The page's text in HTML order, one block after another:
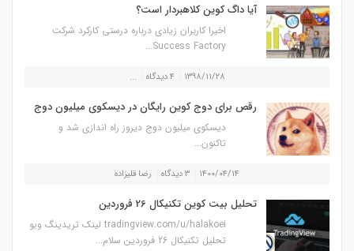
آیا داگ کوین کلاهبردار است؟
اخیرا کاربران زیادی درباره درستی کارکرد شرکت
Success Factory...
۱۳۹۸/۱۱/۲۸ ۴ دیدگاه ...
رقص برای دوج کوین رایگان در دیسکوی میلیون دوج
دیسکوی میلیون دوج دیروز راه اندازی شد و
تاکنون...
۱۴۰۰/۰۴/۱۴ ۳ دیدگاه رضا قلیزاده
تحلیل بیت کوین تکنیکال 26 فروردین
tradingview.com/u/halakoei لینک تریدینگ ویو
تحلیل تکنیکال 26 فروردین سلام...